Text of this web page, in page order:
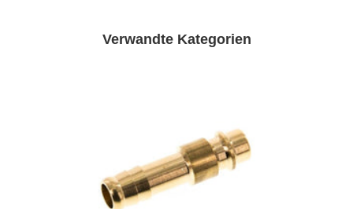
Verwandte Kategorien